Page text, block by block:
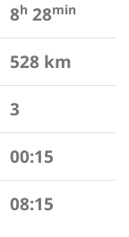
8h 28min
528 km
3
00:15
08:15